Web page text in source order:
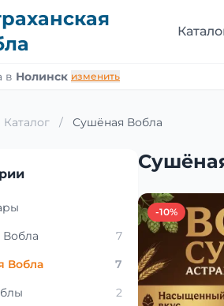
в Нолинск изменить
Каталог / Сушёная Вобла
Вобла
7
Вобла
7
2
-10%